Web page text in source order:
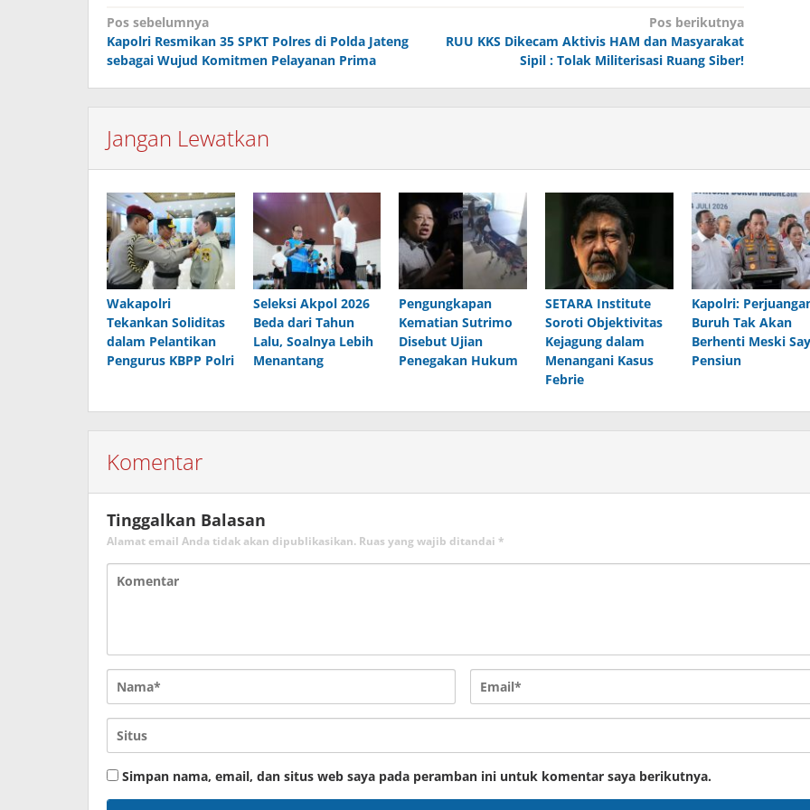
Navigasi
pos
Pos sebelumnya
Kapolri Resmikan 35 SPKT Polres di Polda Jateng
sebagai Wujud Komitmen Pelayanan Prima
Pos berikutnya
RUU KKS Dikecam Aktivis HAM dan Masyarakat
Sipil : Tolak Militerisasi Ruang Siber!
Jangan Lewatkan
Wakapolri
Tekankan Soliditas
dalam Pelantikan
Pengurus KBPP Polri
Seleksi Akpol 2026
Beda dari Tahun
Lalu, Soalnya Lebih
Menantang
Pengungkapan
Kematian Sutrimo
Disebut Ujian
Penegakan Hukum
SETARA Institute
Soroti Objektivitas
Kejagung dalam
Menangani Kasus
Febrie
Kapolri:
Buruh Tak Akan
Berhenti Meski
Pensiun
Komentar
Tinggalkan Balasan
Alamat email Anda tidak akan dipublikasikan. Ruas yang wajib ditandai *
Simpan nama, email, dan situs web saya pada peramban ini untuk komentar saya berikutnya.